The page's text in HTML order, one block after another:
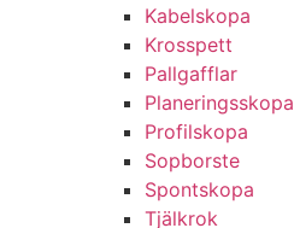
Kabel­skopa
Kros­spett
Pallgafflar
Planerings­skopa
Profil­skopa
Sop­borste
Spont­skopa
Tjäl­krok